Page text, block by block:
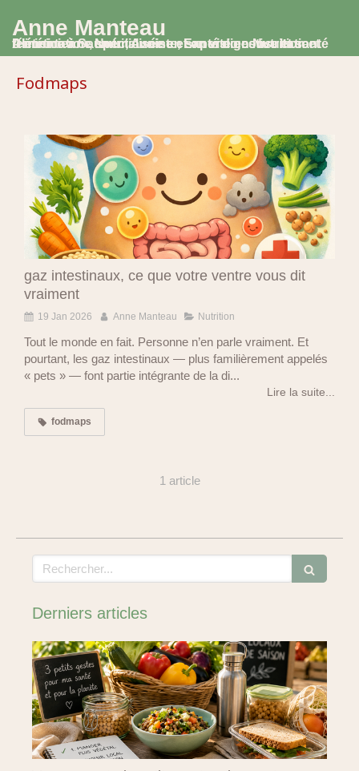
Anne Manteau
Diététicienne Nutritionniste, Experte en Nutrition et Alimentation, spécialisée en santé digestive et santé féminine à Saumur, Avoine et en visio consultation
Fodmaps
gaz intestinaux, ce que votre ventre vous dit
vraiment
19 Jan 2026 Anne Manteau Nutrition
Tout le monde en fait. Personne n’en parle vraiment. Et
pourtant, les gaz intestinaux — plus familièrement appelés
« pets » — font partie intégrante de la di...
Lire la suite...
fodmaps
1 article
Rechercher
Derniers articles